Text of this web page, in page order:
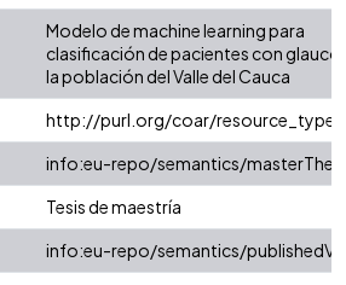
Modelo de machine learning para
clasificación de pacientes con
la población del Valle del Cauca
http://purl.org/coar/resource_type/
info:eu-repo/semantics/
Tesis de maestría
info:eu-repo/semantics/